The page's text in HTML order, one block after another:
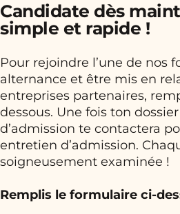
Candidate dès
simple et rapide !
Pour rejoindre l’une de nos
alternance et être mis en
entreprises partenaires,
dessous. Une fois ton
d’admission te contactera
entretien d’admission.
soigneusement examinée !
Remplis le formulaire ci-